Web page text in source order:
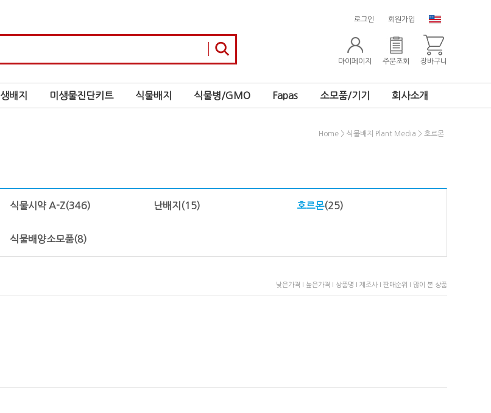
로그인 회원가입
마이페이지 주문조회 장바구니
생배지 미생물진단키트 식물배지 식물병/GMO Fapas 소모품/기기 회사소개
Home > 식물배지 Plant Media > 호르몬
식물시약 A-Z(346) 난배지 (15) 호르몬(25)
식물배양소모품(8)
낮은가격 I 높은가격 I 상품명 I 제조사 I 판매순위 I 많이 본 상품